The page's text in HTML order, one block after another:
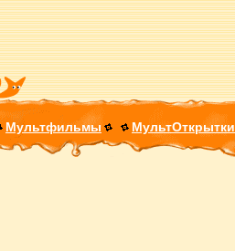
Мультфильмы МультОткрытки